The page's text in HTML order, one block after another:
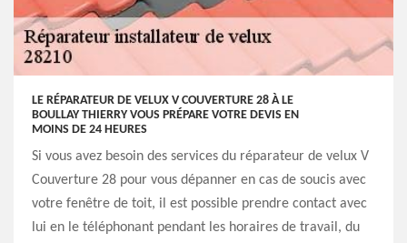
LE RÉPARATEUR DE VELUX V COUVERTURE 28 À LE
BOULLAY THIERRY VOUS PRÉPARE VOTRE DEVIS EN
MOINS DE 24 HEURES
Si vous avez besoin des services du réparateur de velux V
Couverture 28 pour vous dépanner en cas de soucis avec
votre fenêtre de toit, il est possible prendre contact avec
lui en le téléphonant pendant les horaires de travail, du